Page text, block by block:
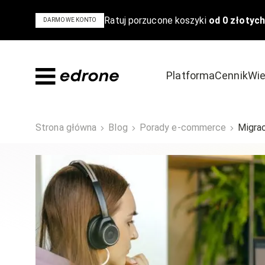
DARMOWE KONTO Ratuj porzucone koszyki od 0 złotych
PlatformaCennik
Poradniki i ebooki
Podcast
Wideo
Szkolenia i
Case Study
Strona główna Blog Porady e-commerce